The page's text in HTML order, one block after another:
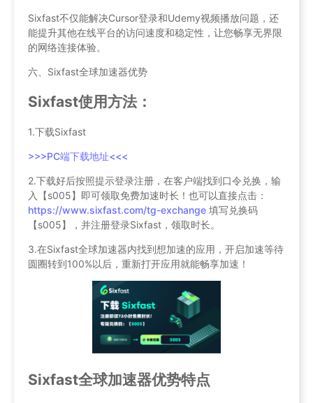
Sixfast不仅能解决Cursor登录和Udemy视频播放问题，还
能提升其他在线平台的访问速度和稳定性，让您畅享无界限
的网络连接体验。
六、Sixfast全球加速器优势
Sixfast使用方法：
1.下载Sixfast
>>>PC端下载地址<<<
2.下载好后按照提示登录注册，在客户端找到口令兑换，输
入【s005】即可领取免费加速时长！也可以直接点击：
https://www.sixfast.com/tg-exchange 填写兑换码
【s005】，并注册登录Sixfast，领取时长。
3.在Sixfast全球加速器内找到想加速的应用，开启加速等待
圆圈转到100%以后，重新打开应用就能畅享加速！
Sixfast全球加速器优势特点